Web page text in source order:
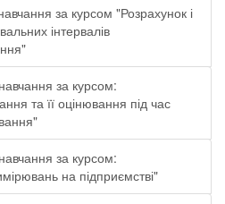
за курсом "Розрахунок і
інтервалів
за курсом:
та її оцінювання під час
за курсом:
на підприємстві"